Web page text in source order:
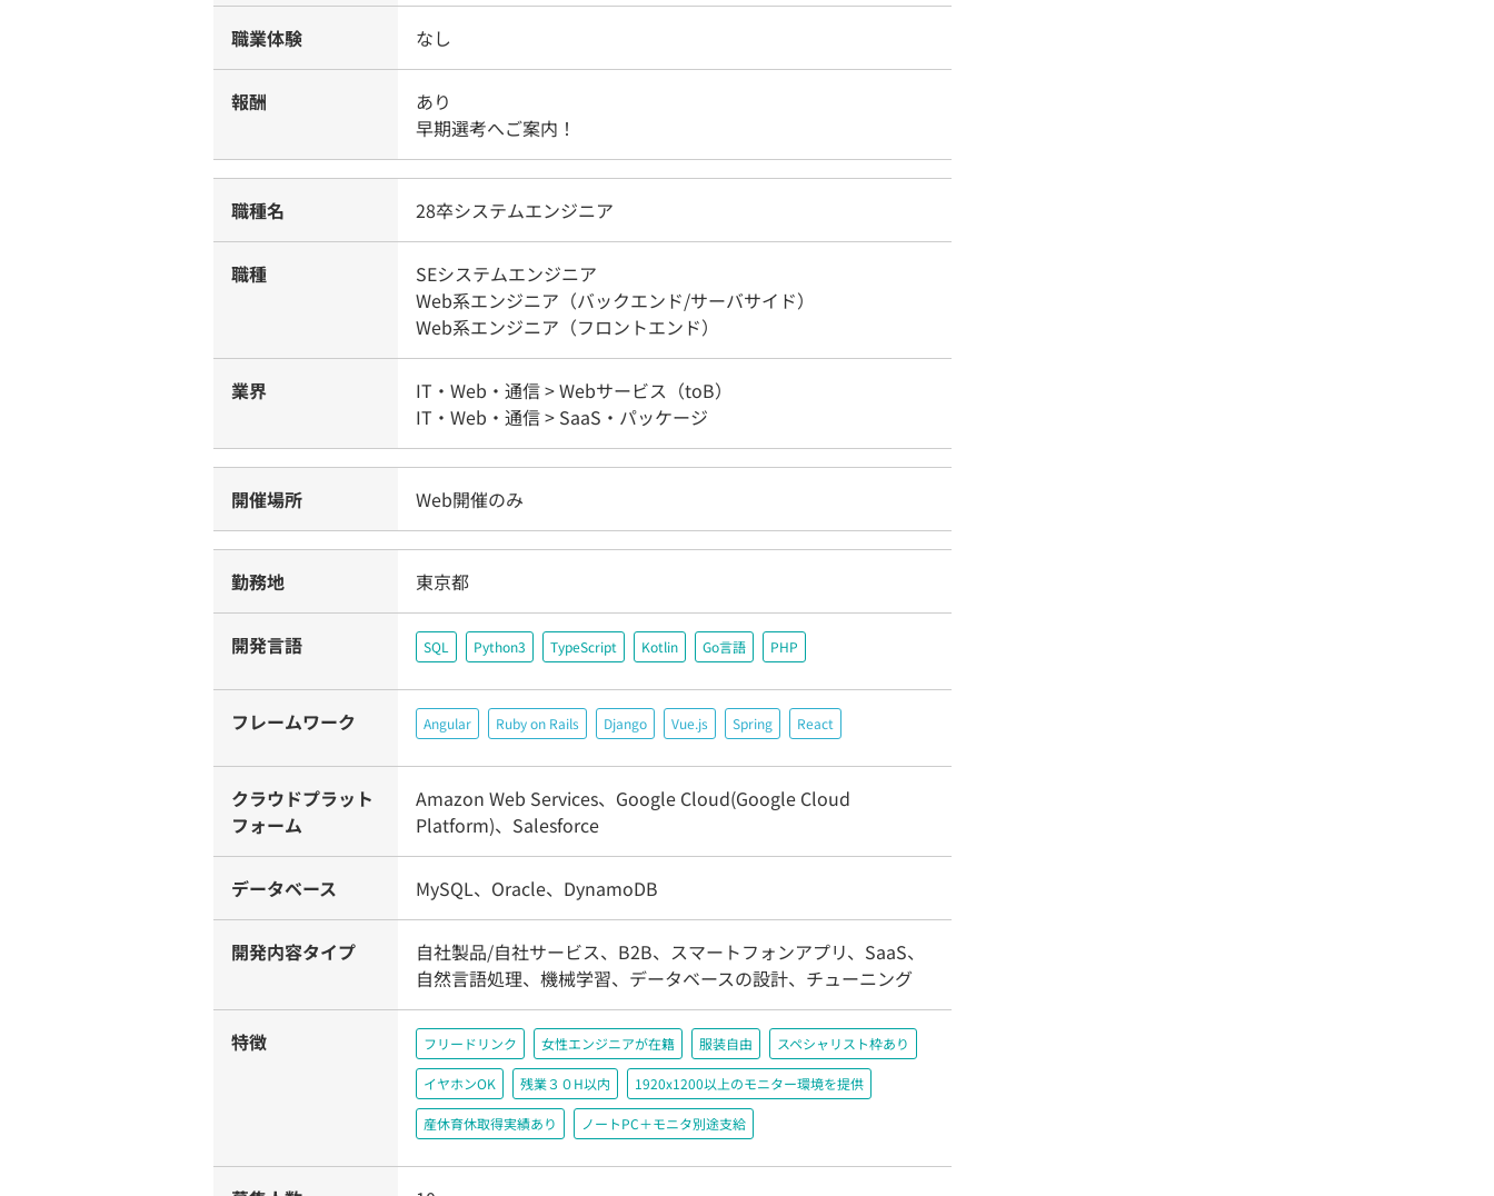
職業体験 なし
報酬
あり
早期選考へご案内！
職種名 28卒システムエンジニア
職種
SEシステムエンジニア
Web系エンジニア（バックエンド/サーバサイド）
Web系エンジニア（フロントエンド）
業界
IT・Web・通信 > Webサービス（toB）
IT・Web・通信 > SaaS・パッケージ
開催場所 Web開催のみ
勤務地 東京都
開発言語 SQL Python3 TypeScript Kotlin Go言語 PHP
フレームワーク Angular Ruby on Rails Django Vue.js Spring React
クラウドプラット
フォーム
Amazon Web Services、Google Cloud(Google Cloud
Platform)、Salesforce
データベース MySQL、Oracle、DynamoDB
開発内容タイプ
自社製品/自社サービス、B2B、スマートフォンアプリ、SaaS、
自然言語処理、機械学習、データベースの設計、チューニング
特徴 フリードリンク 女性エンジニアが在籍 服装自由 スペシャリスト枠あり
イヤホンOK 残業３０H以内 1920x1200以上のモニター環境を提供
産休育休取得実績あり ノートPC＋モニタ別途支給